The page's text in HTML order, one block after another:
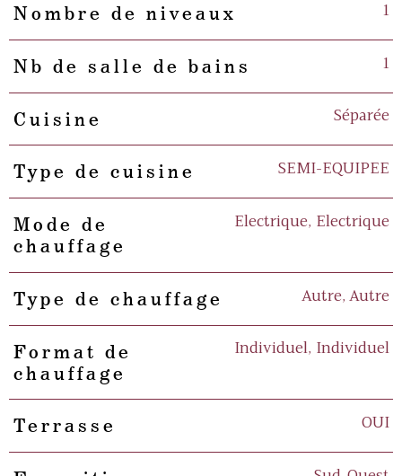
Nombre de niveaux 1
Nb de salle de bains 1
Cuisine Séparée
Type de cuisine SEMI-EQUIPEE
Mode de
chauffage
Electrique, Electrique
Type de chauffage Autre, Autre
Format de
chauffage
Individuel, Individuel
Terrasse OUI